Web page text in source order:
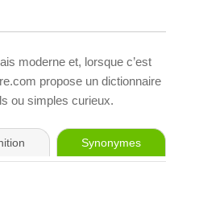
moderne et, lorsque c’est
propose un dictionnaire
ou simples curieux.
Synonymes